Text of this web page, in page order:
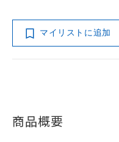
マイリストに追加
商品概要